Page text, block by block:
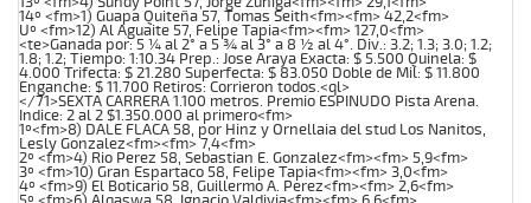
14º <fm>1) Guapa Quiteña 57, Tomas Seith<fm><fm> 42,2<fm>
Uº <fm>12) Al Aguaite 57, Felipe Tapia<fm><fm> 127,0<fm>
<te>Ganada por: 5 ¼ al 2° a 5 ¾ al 3° a 8 ½ al 4°. Div.: 3.2; 1.3; 3.0; 1.2;
1.8; 1.2; Tiempo: 1:10.34 Prep.: Jose Araya Exacta: $ 5.500 Quinela: $
4.000 Trifecta: $ 21.280 Superfecta: $ 83.050 Doble de Mil: $ 11.800
Enganche: $ 11.700 Retiros: Corrieron todos.<ql>
</71>SEXTA CARRERA 1.100 metros. Premio ESPINUDO Pista Arena.
Indice: 2 al 2 $1.350.000 al primero<fm>
1º<fm>8) DALE FLACA 58, por Hinz y Ornellaia del stud Los Nanitos,
Lesly Gonzalez<fm><fm> 7,4<fm>
2º <fm>4) Rio Perez 58, Sebastian E. Gonzalez<fm><fm> 5,9<fm>
3º <fm>10) Gran Espartaco 58, Felipe Tapia<fm><fm> 3,0<fm>
4º <fm>9) El Boticario 58, Guillermo A. Perez<fm><fm> 2,6<fm>